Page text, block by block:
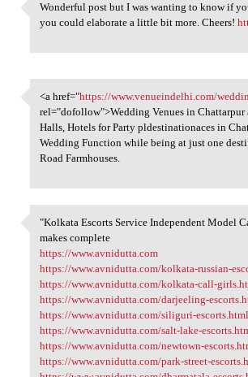
Wonderful post but I was
Wonderful post but I was wanting to know if
you could elaborate a little bit more. Cheers!
<a href="https://www
<a href="https://www.venueindelhi.com/
rel="dofollow">Wedding Venues in Chattarpur
Halls, Hotels for Party pldestinationaces in
Wedding Function while being at just one
Road Farmhouses.
"Kolkata Escorts Service
"Kolkata Escorts Service Independent Model
makes complete
https://www.avnidutta.com
https://www.avnidutta.com/kolkata-russian-
https://www.avnidutta.com/kolkata-call-
https://www.avnidutta.com/darjeeling-
https://www.avnidutta.com/siliguri-escorts.html
https://www.avnidutta.com/salt-lake-
https://www.avnidutta.com/newtown-
https://www.avnidutta.com/park-street-